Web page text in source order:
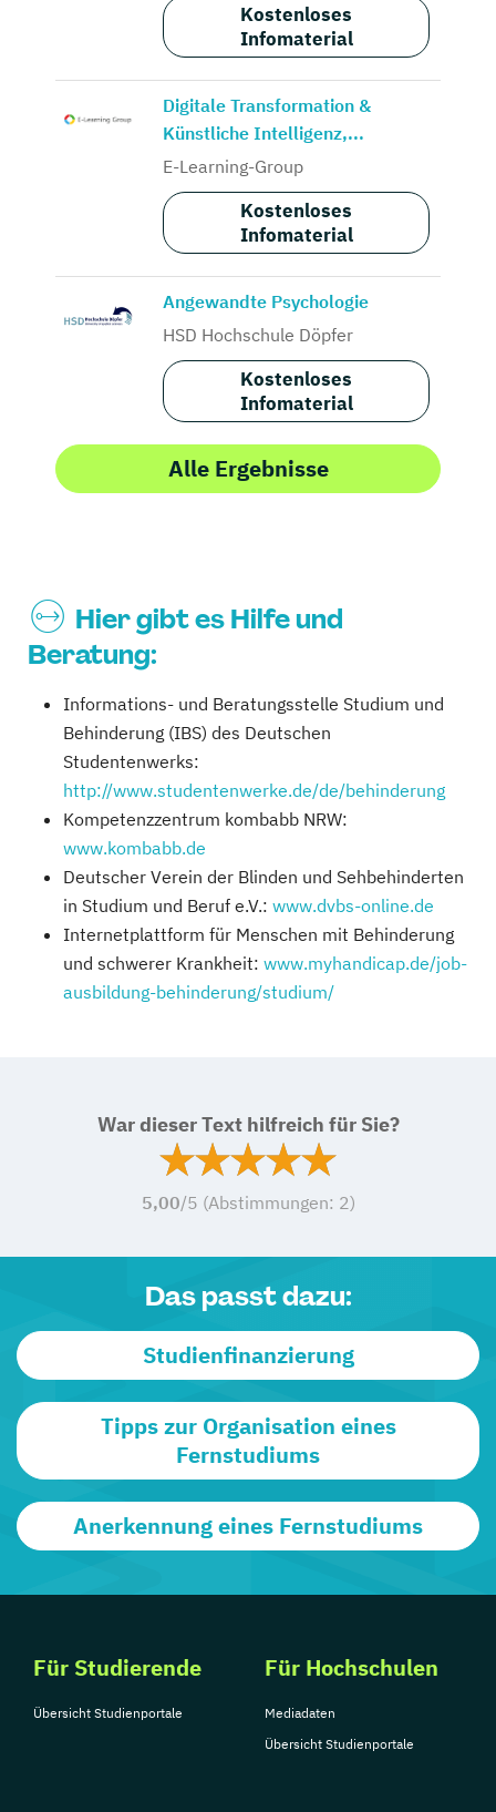
Kostenloses
Infomaterial
Digitale Transformation &
Künstliche Intelligenz,...
E-Learning-Group
Kostenloses
Infomaterial
Angewandte Psychologie
HSD Hochschule Döpfer
Kostenloses
Infomaterial
Alle Ergebnisse
Hier gibt es Hilfe und
Beratung:
Informations- und Beratungsstelle Studium und
Behinderung (IBS) des Deutschen
Studentenwerks:
http://www.studentenwerke.de/de/behinderung
Kompetenzzentrum kombabb NRW:
www.kombabb.de
Deutscher Verein der Blinden und Sehbehinderten
in Studium und Beruf e.V.: www.dvbs-online.de
Internetplattform für Menschen mit Behinderung
und schwerer Krankheit: www.myhandicap.de/job-
ausbildung-behinderung/studium/
War dieser Text hilfreich für Sie?
5,00/5 (Abstimmungen: 2)
Das passt dazu:
Studienfinanzierung
Tipps zur Organisation eines
Fernstudiums
Anerkennung eines Fernstudiums
Für Studierende
Übersicht Studienportale
Für Hochschulen
Mediadaten
Übersicht Studienportale